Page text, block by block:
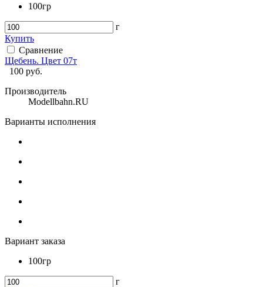
100гр
г
Купить
Сравнение
Щебень. Цвет 07т
100 руб.
Производитель
Modellbahn.RU
Варианты исполнения
Вариант заказа
100гр
г